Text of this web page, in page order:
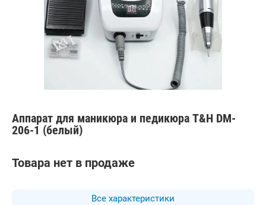
Аппарат для маникюра и педикюра T&H DM-
206-1 (белый)
Все характеристики
Товара нет в продаже